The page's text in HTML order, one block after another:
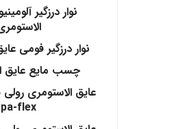
نوار درزگیر
نوار درزگیر فومی
چسب مایع عایق
عایق الاستومری
pa-flex